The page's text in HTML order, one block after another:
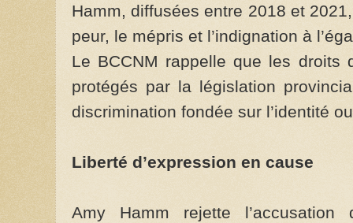
Hamm, diffusées entre 2018 et
peur, le mépris et l’indignation à
Le BCCNM rappelle que les droits
protégés par la législation
discrimination fondée sur l’identité
Liberté d’expression en cause
Amy Hamm rejette